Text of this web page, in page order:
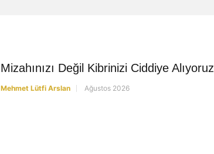
Mizahınızı Değil Kibrinizi Ciddiye Alıyoruz
Mehmet Lütfi Arslan Ağustos 2026